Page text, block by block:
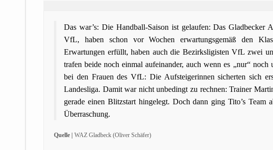
Das war’s: Die Handball-Saison ist gelaufen: Das Gladbecker
VfL, haben schon vor Wochen erwartungsgemäß den
Erwartungen erfüllt, haben auch die Bezirksligisten VfL zwei
trafen beide noch einmal aufeinander, auch wenn es „nur“
bei den Frauen des VfL: Die Aufsteigerinnen sicherten sich
Landesliga. Damit war nicht unbedingt zu rechnen: Trainer
gerade einen Blitzstart hingelegt. Doch dann ging Tito’s
Überraschung.
Quelle | WAZ Gladbeck (Oliver Schäfer)